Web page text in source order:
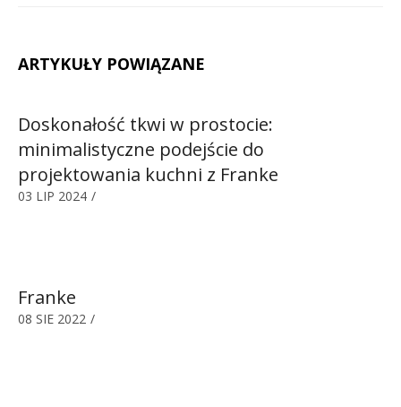
ARTYKUŁY POWIĄZANE
Doskonałość tkwi w prostocie:
minimalistyczne podejście do
projektowania kuchni z Franke
03 LIP 2024 /
Franke
08 SIE 2022 /